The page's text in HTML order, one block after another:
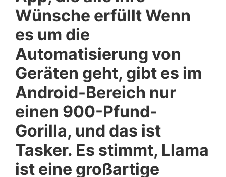
Wünsche erfüllt Wenn
es um die
Automatisierung von
Geräten geht, gibt es im
Android-Bereich nur
einen 900-Pfund-
Gorilla, und das ist
Tasker. Es stimmt, Llama
ist eine großartige